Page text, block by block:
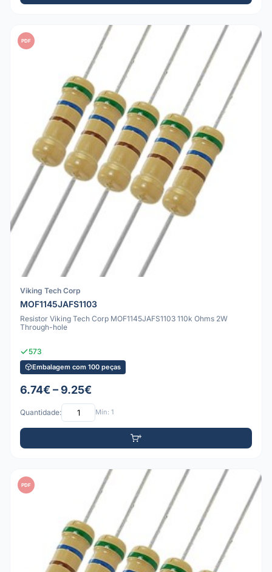
PDF
Viking Tech Corp
MOF1145JAFS1103
Resistor Viking Tech Corp MOF1145JAFS1103 110k Ohms 2W
Through-hole
573
Embalagem com 100 peças
6.74€ – 9.25€
Quantidade: Mín: 1
PDF